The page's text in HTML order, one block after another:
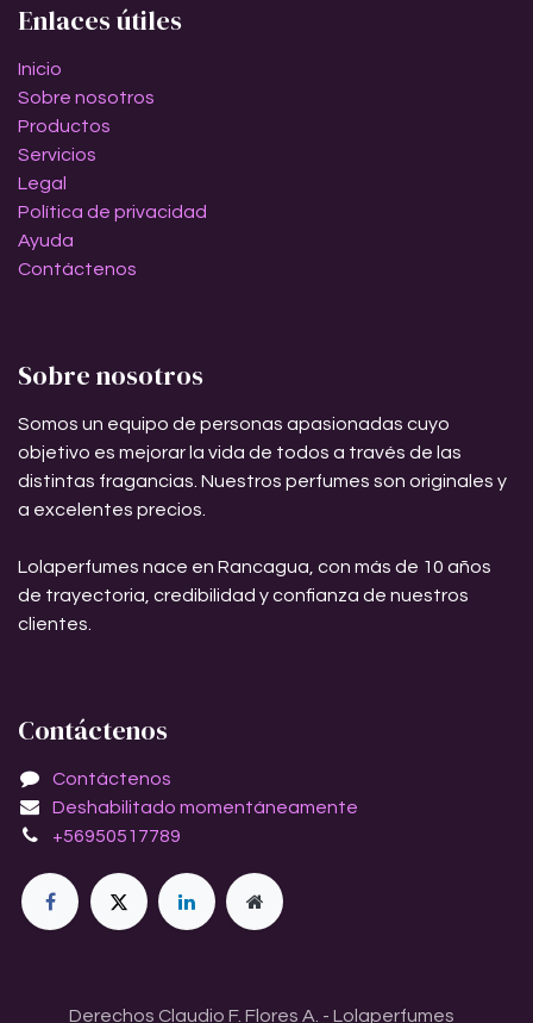
Enlaces útiles
Inicio
Sobre nosotros
Productos
Servicios
Legal
Política de privacidad
Ayuda
Contáctenos
Sobre nosotros
Somos un equipo de personas apasionadas cuyo
objetivo es mejorar la vida de todos a través de las
distintas fragancias. Nuestros perfumes son originales y
a excelentes precios.
Lolaperfumes nace en Rancagua, con más de 10 años
de trayectoria, credibilidad y confianza de nuestros
clientes.
Contáctenos
Contáctenos
Deshabilitado momentáneamente
+56950517789
Derechos Claudio F. Flores A. - Lolaperfumes